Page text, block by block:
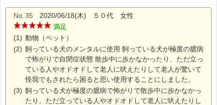
No. 35 2020/06/18(木) ５０代 女性
満足
(1) 動物（ペット）
(2) 飼っている犬のメンタルに使用 飼っている犬が極度の臆病
で怖がりで自閉症状態 散歩中に歩かなかったり、ただ立っ
ている人やオドオドして老人に吠えたりして老人が驚いて
怪我でもされたら困ると思い使用することにしました。
(3) 飼っている犬が極度の臆病で怖がりで散歩中に歩かなかっ
たり、ただ立っている人やオドオドして老人に吠えたりし